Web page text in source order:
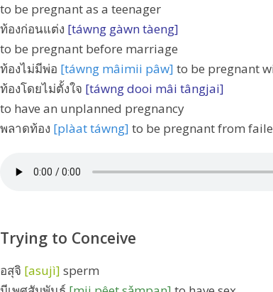
to be pregnant as a teenager
ท้องก่อนแต่ง [táwng gàwn tàeng]
to be pregnant before marriage
ท้องไม่มีพ่อ [táwng mâimii pâw] to be pregnant
ท้องโดยไม่ตั้งใจ [táwng dooi mâi tângjai]
to have an unplanned pregnancy
พลาดท้อง [plàat táwng] to be pregnant from
Trying to Conceive
อสุจิ [asujì] sperm